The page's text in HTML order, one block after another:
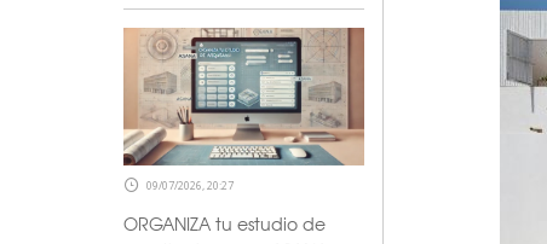
09/07/2026, 20:27
ORGANIZA tu estudio de